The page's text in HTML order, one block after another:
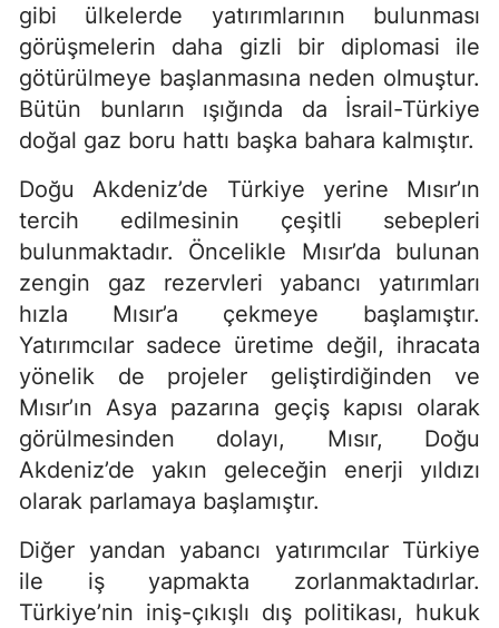
gibi ülkelerde yatırımlarının bulunması
görüşmelerin daha gizli bir diplomasi ile
götürülmeye başlanmasına neden olmuştur.
Bütün bunların ışığında da İsrail-Türkiye
doğal gaz boru hattı başka bahara kalmıştır.
Doğu Akdeniz’de Türkiye yerine Mısır’ın
tercih edilmesinin çeşitli sebepleri
bulunmaktadır. Öncelikle Mısır’da bulunan
zengin gaz rezervleri yabancı yatırımları
hızla Mısır’a çekmeye başlamıştır.
Yatırımcılar sadece üretime değil, ihracata
yönelik de projeler geliştirdiğinden ve
Mısır’ın Asya pazarına geçiş kapısı olarak
görülmesinden dolayı, Mısır, Doğu
Akdeniz’de yakın geleceğin enerji yıldızı
olarak parlamaya başlamıştır.
Diğer yandan yabancı yatırımcılar Türkiye
ile iş yapmakta zorlanmaktadırlar.
Türkiye’nin iniş-çıkışlı dış politikası, hukuk